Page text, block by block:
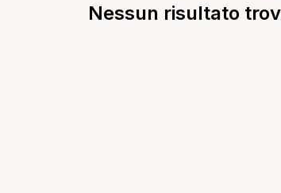
Nessun risultato